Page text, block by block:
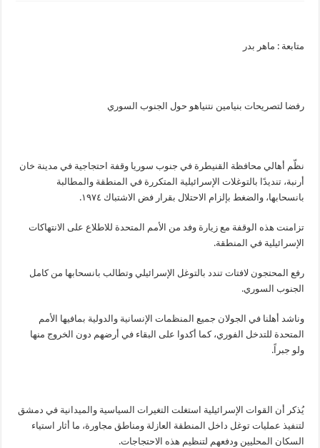
للتدخل
متابعة : ماهر بدر
رفضا لتصريحات بنيامين نتنياهو حول الجنوب السوري
نظّم أهالي محافظة القنيطرة في جنوب سوريا وقفة احتجاجية في مدينة خان
أرنبة، تنديدًا بالتوغلات الإسرائيلية المتكررة في المنطقة والمطالبة
بانسحابها، والضغط بإلزام الاحتلال بقرار فض الاشتباك ١٩٧٤.
تزامنت هذه الوقفة مع زيارة وفد من الأمم المتحدة للاطلاع على الانتهاكات
الإسرائيلية في المنطقة.
رفع المحتجون لافتات تندد بالتوغل الإسرائيلي وتطالب بانسحابها من كامل
الجنوب السوري.
وناشد أهلنا في الجولان جميع المنظمات الإنسانية والدولية بمافيها الأمم
المتحدة للتدخل الفوري، كما أكدوا على البقاء في أرضهم دون الخروج منها
ولو جبراً.
يُذكر أن القوات الإسرائيلية استغلت التغيرات السياسية والميدانية في دمشق
لتنفيذ عمليات توغل داخل المنطقة العازلة ومناطق مجاورة، ما أثار استياء
السكان المحليين ودفعهم لتنظيم هذه الاحتجاجات.